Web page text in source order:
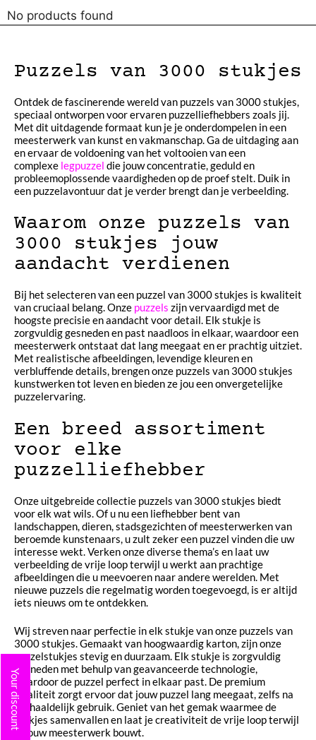
No products found
Puzzels van 3000 stukjes
Ontdek de fascinerende wereld van puzzels van 3000 stukjes,
speciaal ontworpen voor ervaren puzzelliefhebbers zoals jij.
Met dit uitdagende formaat kun je je onderdompelen in een
meesterwerk van kunst en vakmanschap. Ga de uitdaging aan
en ervaar de voldoening van het voltooien van een
complexe legpuzzel die jouw concentratie, geduld en
probleemoplossende vaardigheden op de proef stelt. Duik in
een puzzelavontuur dat je verder brengt dan je verbeelding.
Waarom onze puzzels van
3000 stukjes jouw
aandacht verdienen
Bij het selecteren van een puzzel van 3000 stukjes is kwaliteit
van cruciaal belang. Onze puzzels zijn vervaardigd met de
hoogste precisie en aandacht voor detail. Elk stukje is
zorgvuldig gesneden en past naadloos in elkaar, waardoor een
meesterwerk ontstaat dat lang meegaat en er prachtig uitziet.
Met realistische afbeeldingen, levendige kleuren en
verbluffende details, brengen onze puzzels van 3000 stukjes
kunstwerken tot leven en bieden ze jou een onvergetelijke
puzzelervaring.
Een breed assortiment
voor elke
puzzelliefhebber
Onze uitgebreide collectie puzzels van 3000 stukjes biedt
voor elk wat wils. Of u nu een liefhebber bent van
landschappen, dieren, stadsgezichten of meesterwerken van
beroemde kunstenaars, u zult zeker een puzzel vinden die uw
interesse wekt. Verken onze diverse thema’s en laat uw
verbeelding de vrije loop terwijl u werkt aan prachtige
afbeeldingen die u meevoeren naar andere werelden. Met
nieuwe puzzels die regelmatig worden toegevoegd, is er altijd
iets nieuws om te ontdekken.
Wij streven naar perfectie in elk stukje van onze puzzels van
3000 stukjes. Gemaakt van hoogwaardig karton, zijn onze
puzzelstukjes stevig en duurzaam. Elk stukje is zorgvuldig
gesneden met behulp van geavanceerde technologie,
waardoor de puzzel perfect in elkaar past. De premium
kwaliteit zorgt ervoor dat jouw puzzel lang meegaat, zelfs na
herhaaldelijk gebruik. Geniet van het gemak waarmee de
stukjes samenvallen en laat je creativiteit de vrije loop terwijl
je jouw meesterwerk bouwt.
Your discount